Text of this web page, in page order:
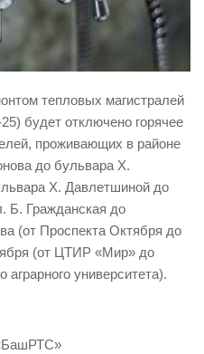
объектов
тепловых магистралей
будет отключено горячее
проживающих в районе
до бульвара Х.
Х. Давлетшиной до
Б. Гражданская до
(от Проспекта Октября до
(от ЦТИР «Мир» до
аграрного университета).